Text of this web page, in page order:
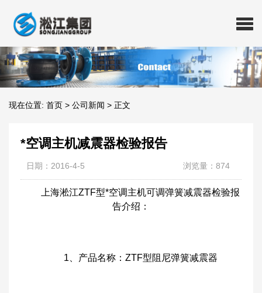
现在位置: 首页 > 公司新闻 > 正文
*空调主机减震器检验报告
日期：2016-4-5 浏览量：874
上海淞江ZTF型*空调主机可调弹簧减震器检验报
告介绍：
1、产品名称：ZTF型阻尼弹簧减震器